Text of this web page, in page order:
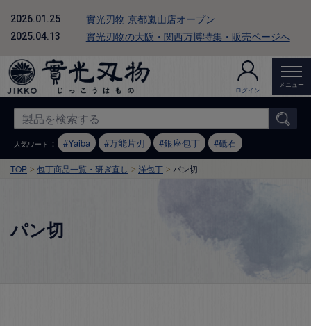
2026.01.25 實光刃物 京都嵐山店オープン
2025.04.13 實光刃物の大阪・関西万博特集・販売ページへ
ログイン
メニュー
人気ワード ： Yaiba 万能片刃 銀座包丁 砥石
TOP 包丁商品一覧・研ぎ直し 洋包丁 パン切
パン切